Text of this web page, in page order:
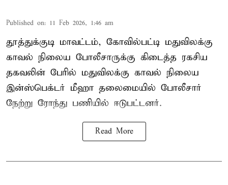
Published on: 11 Feb 2026, 1:46 am
தூத்துக்குடி மாவட்டம், கோவில்பட்டி மதுவிலக்கு
காவல் நிலைய போலீசாருக்கு கிடைத்த ரகசிய
தகவலின் பேரில் மதுவிலக்கு காவல் நிலைய
இன்ஸ்பெக்டர் மீஹா தலைமையில் போலீசார்
நேற்று ரோந்து பணியில் ஈடுபட்டனர்.
Read More